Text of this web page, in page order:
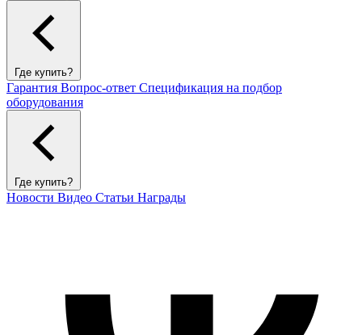
Где купить?
Гарантия Вопрос-ответ Спецификация на подбор
оборудования
Где купить?
Новости Видео Статьи Награды